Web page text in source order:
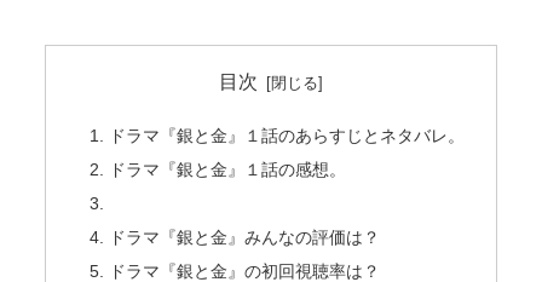
目次
ドラマ『銀と金』１話のあらすじとネタバレ。
ドラマ『銀と金』１話の感想。
ドラマ『銀と金』みんなの評価は？
ドラマ『銀と金』の初回視聴率は？